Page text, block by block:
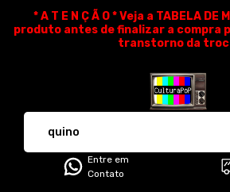
* A T E N Ç Ã O * Veja a TABELA DE
produto antes de finalizar a compra
transtorno da
Entre em
Contato